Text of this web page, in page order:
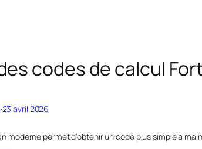
codes de calcul
·23 avril 2026
moderne permet d’obtenir un code plus simple à